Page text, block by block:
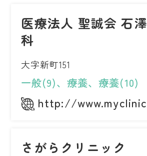
医療法人 聖誠会 石
科
大字新町151
一般(9)、療養、療養(10)
http://
さがらクリニック